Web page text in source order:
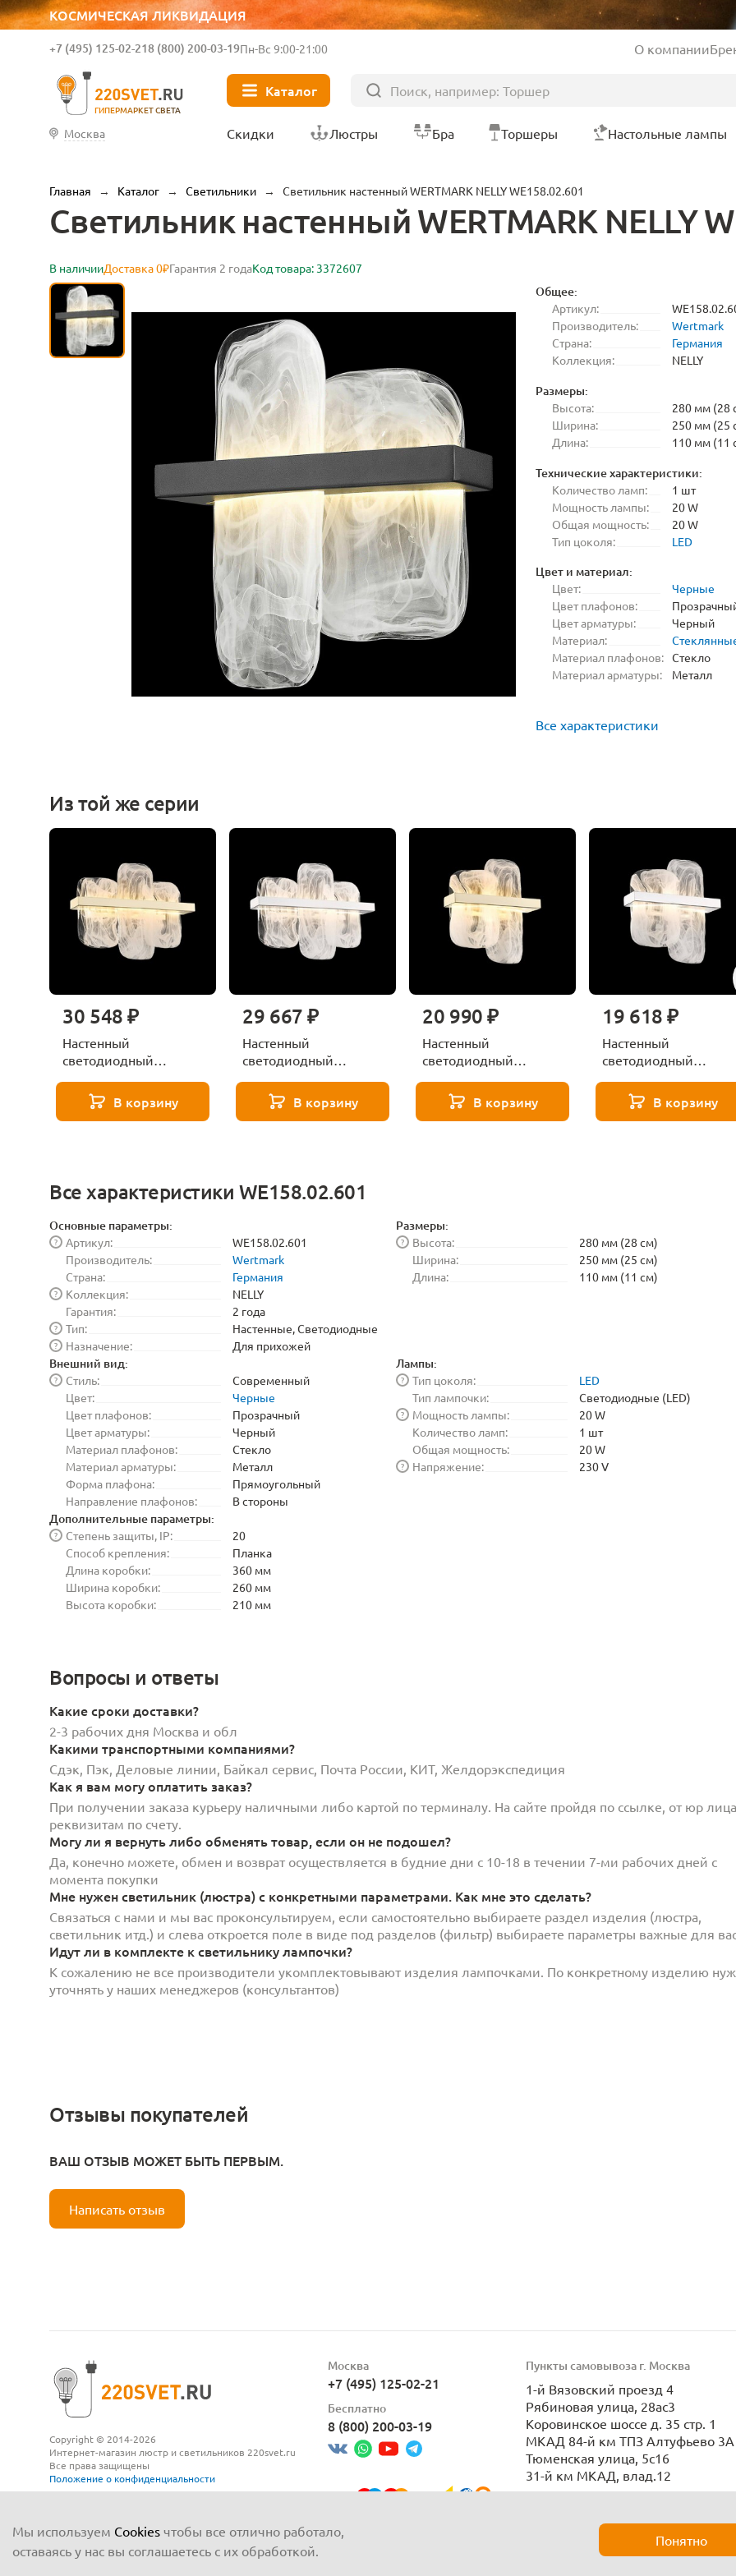
КОСМИЧЕСКАЯ ЛИКВИДАЦИЯ
ГИПЕРМАРКЕТ СВЕТА
+7 (495) 125-02-218 (800) 200-03-19Пн-Вс 9:00-21:00 О компании
Каталог
Москва Скидки Люстры Бра Торшеры Настольные лампы
Главная → Каталог → Светильники → Светильник настенный WERTMARK NELLY WE158.02.601
Светильник настенный WERTMARK NELLY
В наличииДоставка 0₽Гарантия 2 годаКод товара: 3372607
Общее:
Артикул:
Производитель:
Wertmark
Страна:
Германия
Коллекция:
NELLY
Размеры:
Высота:
280 мм (28
Ширина:
250 мм (25
Длина:
110 мм (11
Технические характеристики:
Количество ламп:
1 шт
Мощность лампы:
20 W
Общая мощность:
20 W
Тип цоколя:
LED
Цвет и материал:
Цвет:
Черные
Цвет плафонов:
Цвет арматуры:
Черный
Материал:
Материал плафонов: Стекло
Материал арматуры:
Металл
Все характеристики
Из той же серии
30 548 ₽
Настенный
светодиодный
NELLY WE158.03.301
В корзину
29 667 ₽
Настенный
светодиодный
NELLY WE158.03.101
В корзину
20 990 ₽
Настенный
светодиодный
NELLY WE158.02.301
В корзину
19 618 ₽
Настенный
светодиодный
NELLY WE158.02.101
В корзину
Все характеристики WE158.02.601
Основные параметры:
Артикул:
?
WE158.02.601
Производитель:
Wertmark
Страна:
Германия
Коллекция:
?
NELLY
Гарантия:
2 года
Тип:
?
Настенные, Светодиодные
Назначение:
? Для прихожей
Размеры:
Высота:
?
280 мм (28 см)
Ширина:
250 мм (25 см)
Длина:
110 мм (11 см)
Внешний вид:
Стиль:
?
Современный
Цвет:
Черные
Цвет плафонов:
Прозрачный
Цвет арматуры:
Черный
Материал плафонов:
Стекло
Материал арматуры:
Металл
Форма плафона:
Прямоугольный
Направление плафонов:
В стороны
Лампы:
Тип цоколя:
?
LED
Тип лампочки:
Светодиодные (LED)
Мощность лампы:
?
20 W
Количество ламп:
1 шт
Общая мощность:
20 W
Напряжение:
? 230 V
Дополнительные параметры:
Степень защиты, IP:
?
20
Способ крепления:
Планка
Длина коробки:
360 мм
Ширина коробки:
260 мм
Высота коробки:
210 мм
Вопросы и ответы
Какие сроки доставки?
2-3 рабочих дня Москва и обл
Какими транспортными компаниями?
Сдэк, Пэк, Деловые линии, Байкал сервис, Почта России, КИТ, Желдорэкспедиция
Как я вам могу оплатить заказ?
При получении заказа курьеру наличными либо картой по терминалу. На сайте пройдя по ссылке, от юр
реквизитам по счету.
Могу ли я вернуть либо обменять товар, если он не подошел?
Да, конечно можете, обмен и возврат осуществляется в будние дни с 10-18 в течении 7-ми рабочих дней с
момента покупки
Мне нужен светильник (люстра) с конкретными параметрами. Как мне это сделать?
Связаться с нами и мы вас проконсультируем, если самостоятельно выбираете раздел изделия (люстра,
светильник итд.) и слева откроется поле в виде под разделов (фильтр) выбираете параметры важные для
Идут ли в комплекте к светильнику лампочки?
К сожалению не все производители укомплектовывают изделия лампочками. По конкретному изделию
уточнять у наших менеджеров (консультантов)
Отзывы покупателей
ВАШ ОТЗЫВ МОЖЕТ БЫТЬ ПЕРВЫМ.
Написать отзыв
Copyright © 2014-2026
Интернет-магазин люстр и светильников 220svet.ru
Все права защищены
Положение о конфиденциальности
Москва
+7 (495) 125-02-21
Бесплатно
8 (800) 200-03-19
Пункты самовывоза г. Москва
1-й Вязовский проезд 4
Рябиновая улица, 28ас3
Коровинское шоссе д. 35 стр. 1
МКАД 84-й км ТПЗ Алтуфьево 3А
Тюменская улица, 5с16
31-й км МКАД, влад.12
Мы используем Cookies чтобы все отлично работало,
оставаясь у нас вы соглашаетесь с их обработкой.
Понятно